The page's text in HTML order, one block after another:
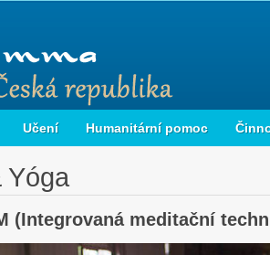
Učení Humanitární pomoc
Yóga
(Integrovaná meditační